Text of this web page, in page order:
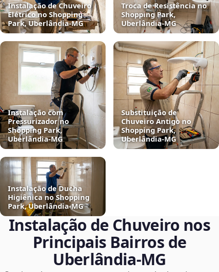
Instalação de Chuveiro
Elétrico no Shopping
Park, Uberlândia‑MG
Troca de Resistência no
Shopping Park,
Uberlândia‑MG
Instalação com
Pressurizador no
Shopping Park,
Uberlândia‑MG
Substituição de
Chuveiro Antigo no
Shopping Park,
Uberlândia‑MG
Instalação de Ducha
Higiênica no Shopping
Park, Uberlândia‑MG
Instalação de Chuveiro nos
Principais Bairros de
Uberlândia‑MG